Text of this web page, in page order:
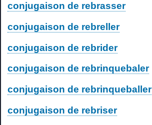
conjugaison de rebrasser
conjugaison de rebreller
conjugaison de rebrider
conjugaison de rebrinquebaler
conjugaison de rebrinqueballer
conjugaison de rebriser